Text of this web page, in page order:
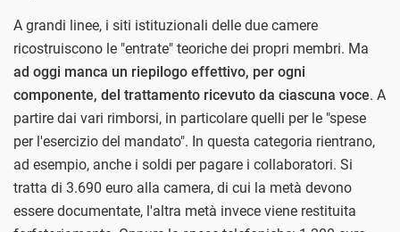
A grandi linee, i siti istituzionali delle due camere
ricostruiscono le "entrate" teoriche dei propri membri. Ma
ad oggi manca un riepilogo effettivo, per ogni
componente, del trattamento ricevuto da ciascuna voce. A
partire dai vari rimborsi, in particolare quelli per le "spese
per l'esercizio del mandato". In questa categoria rientrano,
ad esempio, anche i soldi per pagare i collaboratori. Si
tratta di 3.690 euro alla camera, di cui la metà devono
essere documentate, l'altra metà invece viene restituita